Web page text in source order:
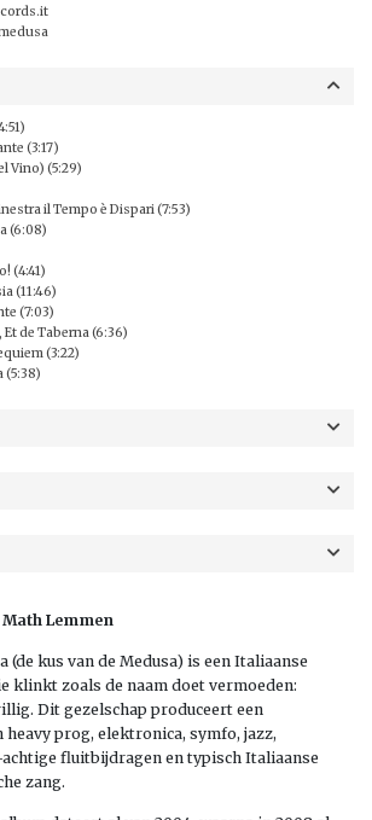
(3:17)
Vino) (5:29)
il Tempo è Dispari (7:53)
(6:08)
(4:41)
(11:46)
(7:03)
de Taberna (6:36)
(3:22)
(5:38)
Lemmen
(de kus van de Medusa) is een Italiaanse
klinkt zoals de naam doet vermoeden:
Dit gezelschap produceert een
prog, elektronica, symfo, jazz,
fluitbijdragen en typisch Italiaanse
zang.